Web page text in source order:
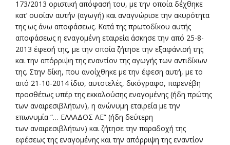
173/2013 οριστική απόφασή του, με την οποία δέχθηκε
κατ’ ουσίαν αυτήν (αγωγή) και αναγνώρισε την ακυρότητα
της ως άνω αποφάσεως. Κατά της πρωτοδίκου αυτής
αποφάσεως η εναγομένη εταιρεία άσκησε την από 25-8-
2013 έφεσή της, με την οποία ζήτησε την εξαφάνισή της
και την απόρριψη της εναντίον της αγωγής των αντιδίκων
της. Στην δίκη, που ανοίχθηκε με την έφεση αυτή, με το
από 21-10-2014 ίδιο, αυτοτελές, δικόγραφο, παρενέβη
προσθέτως υπέρ της εκκαλούσης εναγομένης (ήδη πρώτης
των αναιρεσιβλήτων), η ανώνυμη εταιρεία με την
επωνυμία “… ΕΛΛΑΔΟΣ AE” (ήδη δεύτερη
των αναιρεσιβλήτων) και ζήτησε την παραδοχή της
εφέσεως της εναγομένης και την απόρριψη της εναντίον